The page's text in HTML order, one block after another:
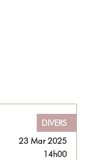
DIVERS
23 Mar 2025
14h00